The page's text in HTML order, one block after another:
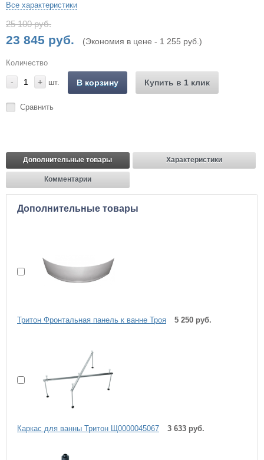
Все характеристики
25 100 руб.
23 845 руб. (Экономия в цене - 1 255 руб.)
Количество
- + шт. В корзину Купить в 1 клик
Сравнить
Дополнительные товары Характеристики
Комментарии
Дополнительные товары
Тритон Фронтальная панель к ванне Троя 5 250 руб.
Каркас для ванны Тритон Щ0000045067 3 633 руб.